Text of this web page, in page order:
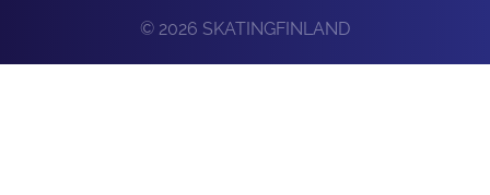
© 2026 SKATINGFINLAND